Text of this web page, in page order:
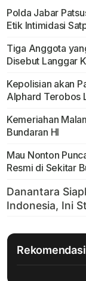
Polda Jabar
Etik Intimidasi
Tiga Anggota
Disebut Langgar
Kepolisian akan
Alphard Terobos
Kemeriahan
Bundaran HI
Mau Nonton
Resmi di Sekitar
Rekomendasi